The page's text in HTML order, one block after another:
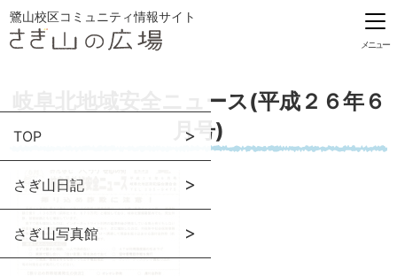
鷺山校区コミュニティ情報サイト
メニュー
TOP
さぎ山日記
さぎ山写真館
岐阜北地域安全ニュース(平成２６年６
月号)